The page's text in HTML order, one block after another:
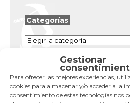
Gestionar
Para ofrecer las mejores experiencias,
cookies para almacenar y/o acceder a la
consentimiento de estas tecnologías nos
Categorías
Categorías